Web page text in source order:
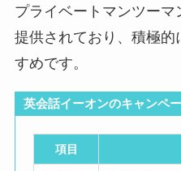
プライベートマンツー
提供されており、積極
すめです。
英会話イーオンのキャンペ
項目